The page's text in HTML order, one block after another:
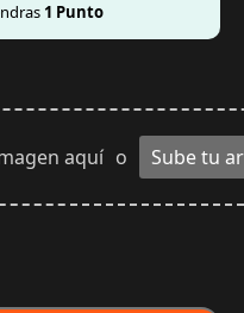
1 Punto
aquí o Sube tu